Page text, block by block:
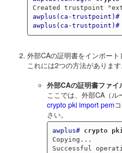
awplus(ca-trustpoint)#
awplus(ca-trustpoint)#
外部CAの証明書をインポート
これには2つの方法がありま
外部CAの証明書ファ
ここでは、外部CA（
crypto pki import pem
さい。
awplus#
crypto
Copying...
Successful